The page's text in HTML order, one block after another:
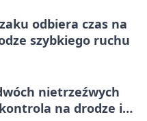
odbiera czas na
szybkiego ruchu
nietrzeźwych
na drodze i